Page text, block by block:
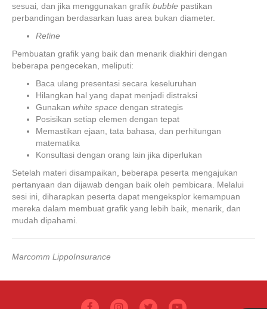
sesuai dan jika menggunakan grafik bubble pastikan
perbandingan berdasarkan luas area bukan diameter.
Refine
Pembuatan grafik yang baik dan menarik diakhiri dengan
beberapa pengecekan, meliputi:
Baca ulang presentasi secara keseluruhan
Hilangkan hal yang dapat menjadi distraksi
Gunakan white space dengan strategis
Posisikan setiap elemen dengan tepat
Memastikan ejaan, tata bahasa, dan perhitungan
matematika
Konsultasi dengan orang lain jika diperlukan
Setelah materi disampaikan, beberapa peserta mengajukan
pertanyaan dan dijawab dengan baik oleh pembicara. Melalui
sesi ini, diharapkan peserta dapat mengeksplor kemampuan
mereka dalam membuat grafik yang lebih baik, menarik, dan
mudah dipahami.
Marcomm LippoInsurance